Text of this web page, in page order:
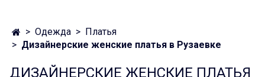
Одежда
Платья
Дизайнерские женские платья в Рузаевке
ДИЗАЙНЕРСКИЕ ЖЕНСКИЕ ПЛАТЬЯ